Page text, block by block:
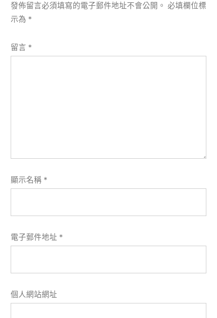
發佈留言必須填寫的電子郵件地址不會公開。 必填欄位標
示為 *
留言 *
顯示名稱 *
電子郵件地址 *
個人網站網址